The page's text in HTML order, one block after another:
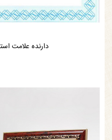
دارنده علامت